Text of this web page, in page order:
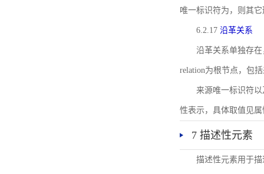
唯一标识符为，则其
6.2.17 沿革关系
沿革关系单独存
relation为根节点，包
来源唯一标识符以
性表示，具体取值见属
7 描述性元素
描述性元素用于